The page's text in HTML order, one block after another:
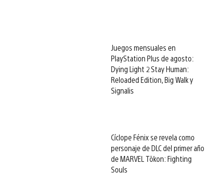
Juegos mensuales en
PlayStation Plus de agosto:
Dying Light 2 Stay Human:
Reloaded Edition, Big Walk y
Signalis
Cíclope Fénix se revela como
personaje de DLC del primer año
de MARVEL Tōkon: Fighting
Souls